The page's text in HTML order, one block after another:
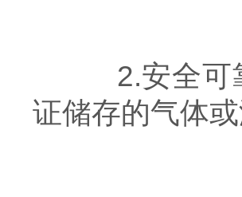
2.安全可靠
证储存的气体